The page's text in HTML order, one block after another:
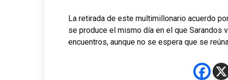
La retirada de este multimillonario acuerdo
se produce el mismo día en el que Sarandos
encuentros, aunque no se espera que se